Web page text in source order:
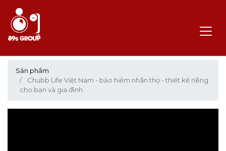
Sản phẩm
Chubb Life Việt Nam - bảo hiểm nhân thọ - thiết kế riêng
cho bạn và gia đình